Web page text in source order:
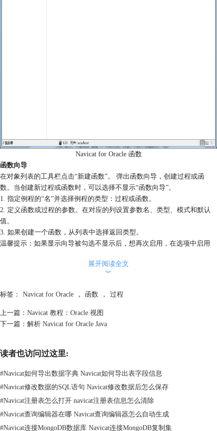
Navicat for Oracle 函数
函数向导
在对象列表的工具栏点击“新建函数”。 弹出函数向导，创建过程或函
数。当创建新过程或函数时，可以选择不显示“函数向导”。
1. 指定例程的“名”并选择例程的类型：过程或函数。
2. 定义函数或过程的参数。在对应的列设置参数名、类型、模式和默认
值。
3. 如果创建一个函数，从列表中选择返回类型。
温馨提示：如果显示向导被勾选不显示后，想再次启用，在选项中启用
仅限于只限于 Navicat for Oracle 完整版本。
结果
展开阅读全文
︾
标签： Navicat for Oracle ， 函数 ， 过程
上一篇： Navicat 教程：Oracle 视图
下一篇： 解析 Navicat for Oracle Java
读者也访问过这里:
#Navicat如何导出数据字典 Navicat如何导出表字段信息
#Navicat修改数据的SQL语句 Navicat修改数据后怎么保存
#Navicat注册表怎么打开 navicat注册表信息怎么清除
#Navicat查询编辑器在哪 Navicat查询编辑器怎么自动生成
#Navicat连接MongoDB数据库 Navicat连接MongoDB复制集